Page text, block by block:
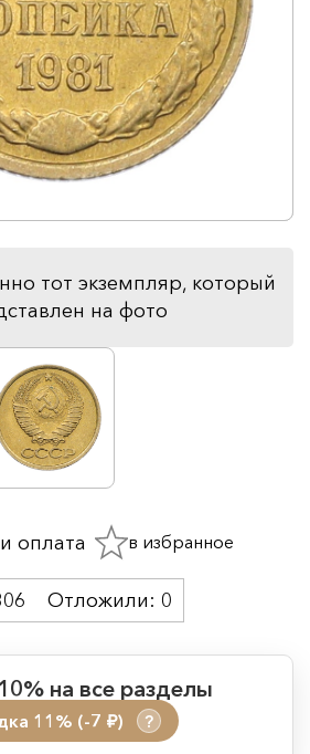
тот экземпляр, который
на фото
на все разделы
11% (-7 руб.) ?
Отложили: 0
оплата в избранное